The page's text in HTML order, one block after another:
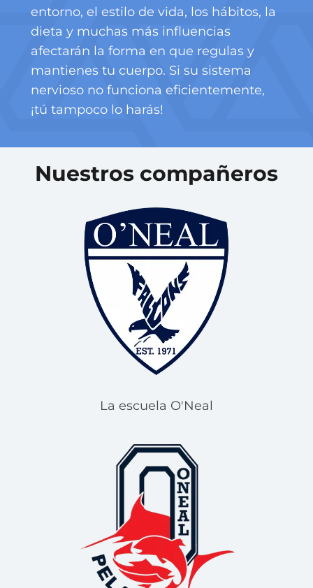
entorno, el estilo de vida, los hábitos, la
dieta y muchas más influencias
afectarán la forma en que regulas y
mantienes tu cuerpo. Si su sistema
nervioso no funciona eficientemente,
¡tú tampoco lo harás!
Nuestros compañeros
La escuela O'Neal